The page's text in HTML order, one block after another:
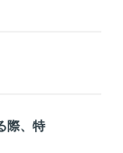
際、特